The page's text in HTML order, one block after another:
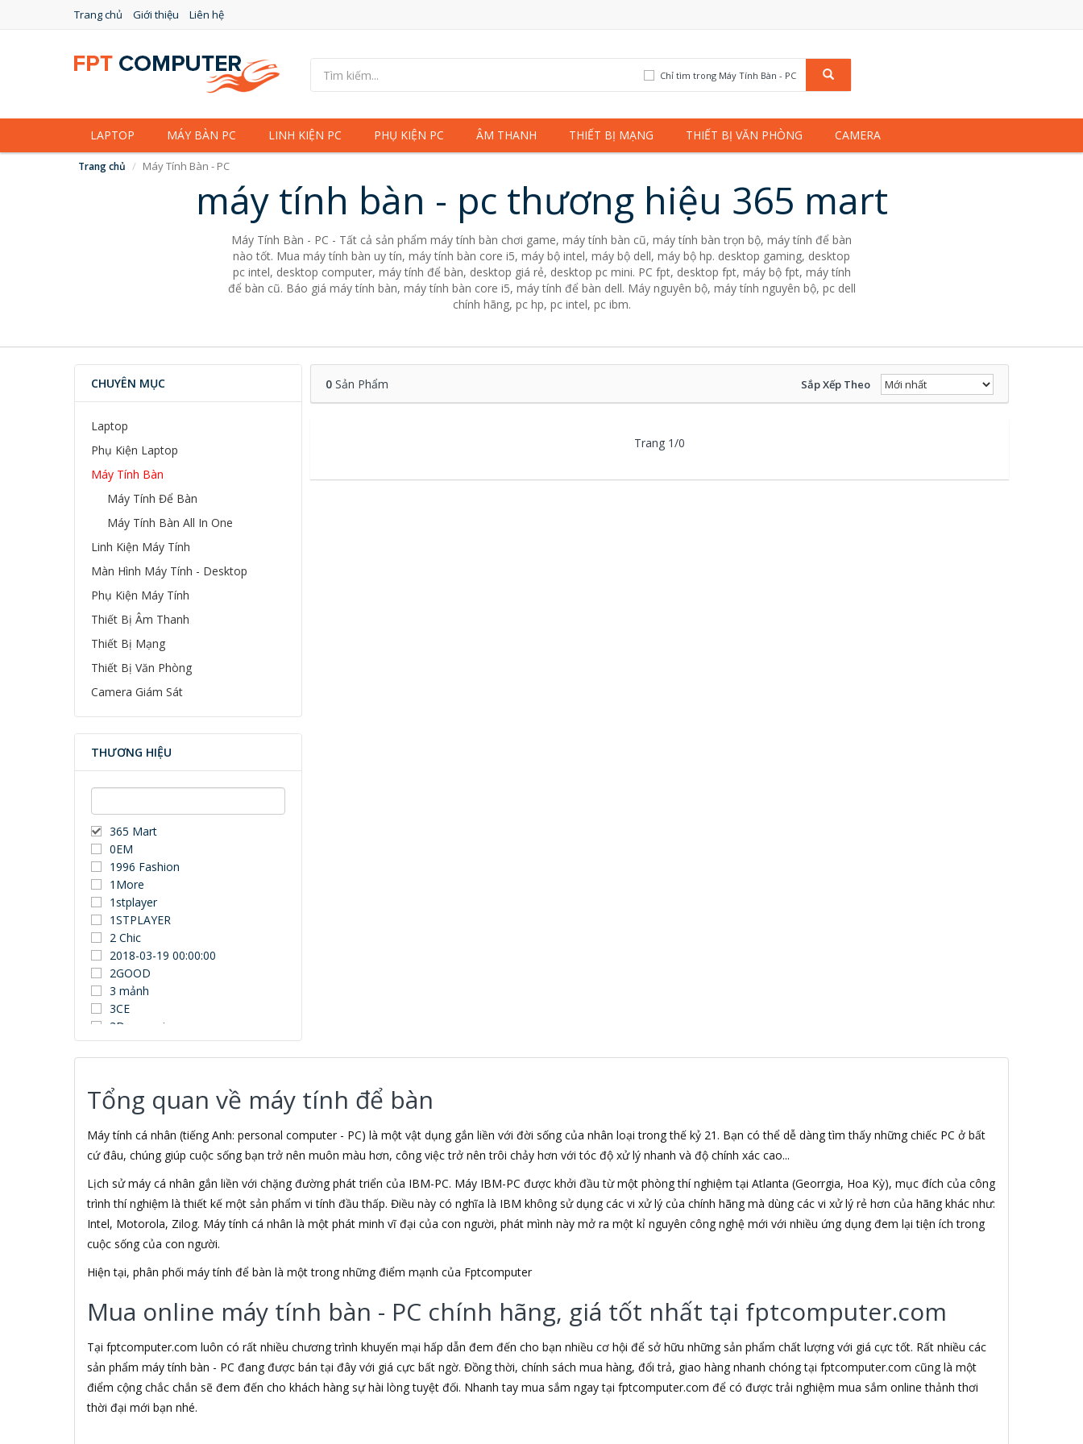
Trang chủ Giới thiệu Liên hệ
Chỉ tìm trong Máy Tính Bàn - PC
LAPTOP MÁY BÀN PC LINH KIỆN PC PHỤ KIỆN PC ÂM THANH THIẾT BỊ MẠNG THIẾT BỊ VĂN PHÒNG CAMERA
Trang chủ Máy Tính Bàn - PC
máy tính bàn - pc thương hiệu 365 mart
Máy Tính Bàn - PC - Tất cả sản phẩm máy tính bàn chơi game, máy tính bàn cũ, máy tính bàn trọn bộ, máy tính để bàn
nào tốt. Mua máy tính bàn uy tín, máy tính bàn core i5, máy bộ intel, máy bộ dell, máy bộ hp. desktop gaming, desktop
pc intel, desktop computer, máy tính để bàn, desktop giá rẻ, desktop pc mini. PC fpt, desktop fpt, máy bộ fpt, máy tính
để bàn cũ. Báo giá máy tính bàn, máy tính bàn core i5, máy tính để bàn dell. Máy nguyên bộ, máy tính nguyên bộ, pc dell
chính hãng, pc hp, pc intel, pc ibm.
CHUYÊN MỤC
Laptop
Phụ Kiện Laptop
Máy Tính Bàn
Máy Tính Để Bàn
Máy Tính Bàn All In One
Linh Kiện Máy Tính
Màn Hình Máy Tính - Desktop
Phụ Kiện Máy Tính
Thiết Bị Âm Thanh
Thiết Bị Mạng
Thiết Bị Văn Phòng
Camera Giám Sát
THƯƠNG HIỆU
365 Mart
0EM
1996 Fashion
1More
1stplayer
1STPLAYER
2 Chic
2018-03-19 00:00:00
2GOOD
3 mảnh
3CE
3Dconnexion
3DUN
3H COMPUTER
3NOD
3OneData
4D
5ASYSTEMS
7Gift Shop
8848
A 100+
A Bonne
A Brand
A & T
A4Tech
ABCNOVEL
Abo
ACASIS
Acatel
Acbel
Accer
0Sản Phẩm Sắp Xếp Theo
Trang 1/0
Tổng quan về máy tính để bàn
Máy tính cá nhân (tiếng Anh: personal computer - PC) là một vật dụng gắn liền với đời sống của nhân loại trong thế kỷ 21. Bạn có thể dễ dàng tìm thấy những chiếc PC ở bất
cứ đâu, chúng giúp cuộc sống bạn trở nên muôn màu hơn, công việc trở nên trôi chảy hơn với tóc độ xử lý nhanh và độ chính xác cao...
Lịch sử máy cá nhân gắn liền với chặng đường phát triển của IBM-PC. Máy IBM-PC được khởi đầu từ một phòng thí nghiệm tại Atlanta (Georrgia, Hoa Kỳ), mục đích của công
trình thí nghiệm là thiết kế một sản phẩm vi tính đầu thấp. Điều này có nghĩa là IBM không sử dụng các vi xử lý của chính hãng mà dùng các vi xử lý rẻ hơn của hãng khác như:
Intel, Motorola, Zilog. Máy tính cá nhân là một phát minh vĩ đại của con người, phát mình này mở ra một kỉ nguyên công nghệ mới với nhiều ứng dụng đem lại tiện ích trong
cuộc sống của con người.
Hiện tại, phân phối máy tính để bàn là một trong những điểm mạnh của Fptcomputer
Mua online máy tính bàn - PC chính hãng, giá tốt nhất tại fptcomputer.com
Tại fptcomputer.com luôn có rất nhiều chương trình khuyến mại hấp dẫn đem đến cho bạn nhiều cơ hội để sở hữu những sản phẩm chất lượng với giá cực tốt. Rất nhiều các
sản phẩm máy tính bàn - PC đang được bán tại đây với giá cực bất ngờ. Đồng thời, chính sách mua hàng, đổi trả, giao hàng nhanh chóng tại fptcomputer.com cũng là một
điểm cộng chắc chắn sẽ đem đến cho khách hàng sự hài lòng tuyệt đối. Nhanh tay mua sắm ngay tại fptcomputer.com để có được trải nghiệm mua sắm online thảnh thơi
thời đại mới bạn nhé.